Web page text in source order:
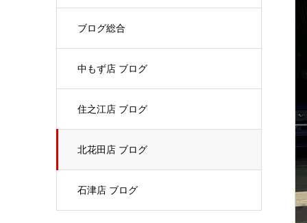
ブログ総合
中もず店 ブログ
住之江店 ブログ
北花田店 ブログ
石津店 ブログ